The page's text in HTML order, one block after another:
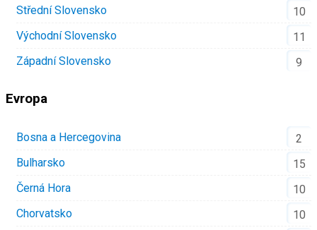
Střední Slovensko
10
Východní Slovensko
11
Západní Slovensko
9
Evropa
Bosna a Hercegovina
2
Bulharsko
15
Černá Hora
10
Chorvatsko
10